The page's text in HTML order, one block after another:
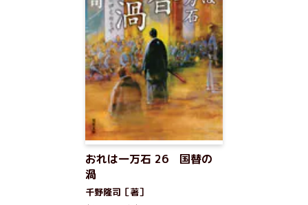
おれは一万石 26 国替の
渦
千野隆司［著］